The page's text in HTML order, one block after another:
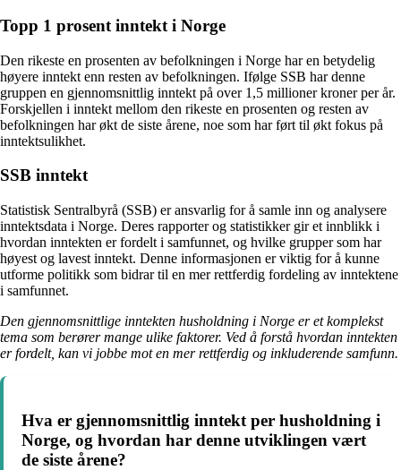
Topp 1 prosent inntekt i Norge
Den rikeste en prosenten av befolkningen i Norge har en betydelig
høyere inntekt enn resten av befolkningen. Ifølge SSB har denne
gruppen en gjennomsnittlig inntekt på over 1,5 millioner kroner per år.
Forskjellen i inntekt mellom den rikeste en prosenten og resten av
befolkningen har økt de siste årene, noe som har ført til økt fokus på
inntektsulikhet.
SSB inntekt
Statistisk Sentralbyrå (SSB) er ansvarlig for å samle inn og analysere
inntektsdata i Norge. Deres rapporter og statistikker gir et innblikk i
hvordan inntekten er fordelt i samfunnet, og hvilke grupper som har
høyest og lavest inntekt. Denne informasjonen er viktig for å kunne
utforme politikk som bidrar til en mer rettferdig fordeling av inntektene
i samfunnet.
Den gjennomsnittlige inntekten husholdning i Norge er et komplekst
tema som berører mange ulike faktorer. Ved å forstå hvordan inntekten
er fordelt, kan vi jobbe mot en mer rettferdig og inkluderende samfunn.
Hva er gjennomsnittlig inntekt per husholdning i
Norge, og hvordan har denne utviklingen vært
de siste årene?